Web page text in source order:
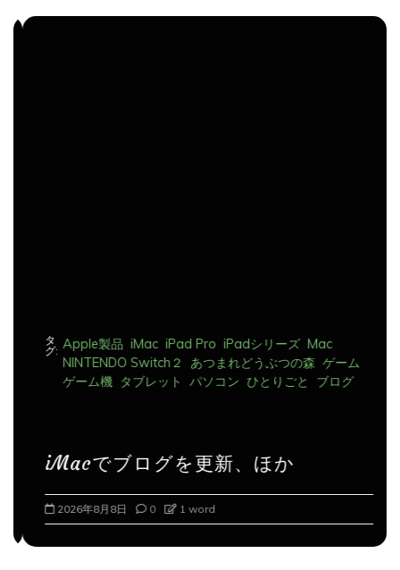
稿
グ: Apple製品 iMac iPad Pro iPadシリーズ Mac
NINTENDO Switch２
あつまれどうぶつの森 ゲーム
ゲーム機 タブレット パソコン ひとりごと ブログ
iMacでブログを更新、ほか
2026年8月8日 0 1 word